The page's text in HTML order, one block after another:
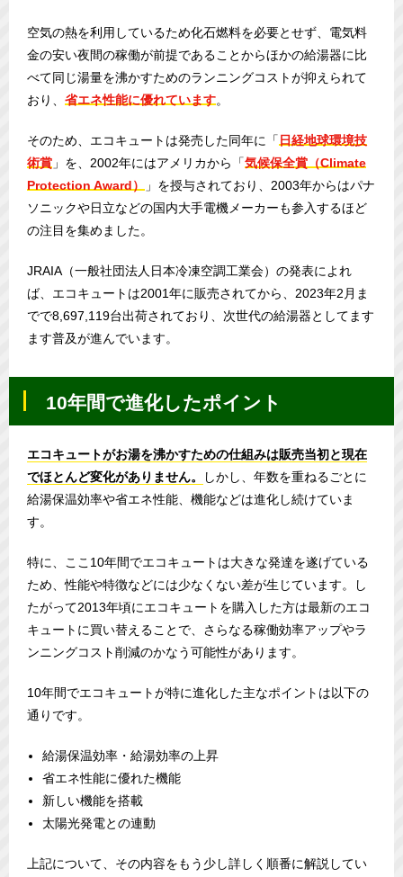
空気の熱を利用しているため化石燃料を必要とせず、電気料
金の安い夜間の稼働が前提であることからほかの給湯器に比
べて同じ湯量を沸かすためのランニングコストが抑えられて
おり、 省エネ性能に優れています。
そのため、エコキュートは発売した同年に「 日経地球環境技
術賞 」を、2002年にはアメリカから「気候保全賞（Climate
Protection Award）
」を授与されており、2003年からはパナ
ソニックや日立などの国内大手電機メーカーも参入するほど
の注目を集めました。
JRAIA（一般社団法人日本冷凍空調工業会）の発表によれ
ば、エコキュートは2001年に販売されてから、2023年2月ま
でで8,697,119台出荷されており、次世代の給湯器としてます
ます普及が進んでいます。
10年間で進化したポイント
エコキュートがお湯を沸かすための仕組みは販売当初と現在
でほとんど変化がありません。
しかし、年数を重ねるごとに
給湯保温効率や省エネ性能、機能などは進化し続けていま
す。
特に、ここ10年間でエコキュートは大きな発達を遂げている
ため、性能や特徴などには少なくない差が生じています。し
たがって2013年頃にエコキュートを購入した方は最新のエコ
キュートに買い替えることで、さらなる稼働効率アップやラ
ンニングコスト削減のかなう可能性があります。
10年間でエコキュートが特に進化した主なポイントは以下の
通りです。
給湯保温効率・給湯効率の上昇
省エネ性能に優れた機能
新しい機能を搭載
太陽光発電との連動
上記について、その内容をもう少し詳しく順番に解説してい